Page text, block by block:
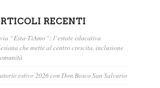
RECENTI
“Esta-TiAmo”: l’estate educativa
che mette al centro crescita, inclusione
estivo 2026 con Don Bosco San Salvario